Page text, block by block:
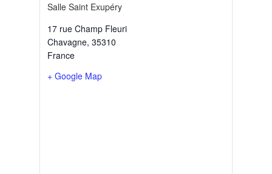
Salle Saint Exupéry
17 rue Champ Fleuri
Chavagne, 35310
France
+ Google Map